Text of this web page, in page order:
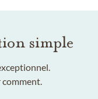
simple
comment.